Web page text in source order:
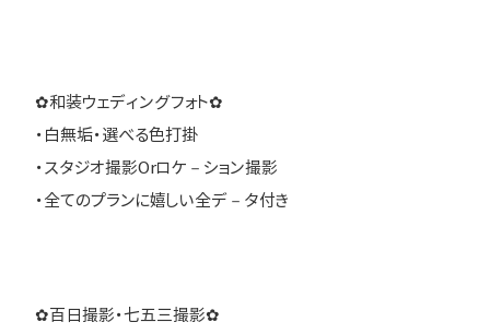
✿和装ウェディングフォト✿
・白無垢・選べる色打掛
・スタジオ撮影Orロケ－ション撮影
・全てのプランに嬉しい全デ－タ付き
✿百日撮影・七五三撮影✿